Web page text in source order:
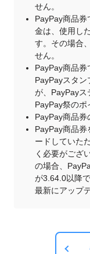
せん。
PayPay商品券
金は、使用し
す。その場合
せん。
PayPay商品券
PayPayスタ
が、PayPayス
PayPay祭のポ
PayPay商品券
PayPay商品券
ードしていた
く必要がござ
の場合、
が3.64.0以降
最新にアップ